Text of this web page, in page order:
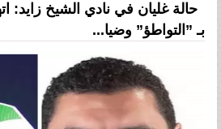
حالة غليان في نادي الشيخ زايد:
بـ ”التواطؤ” وضيا...